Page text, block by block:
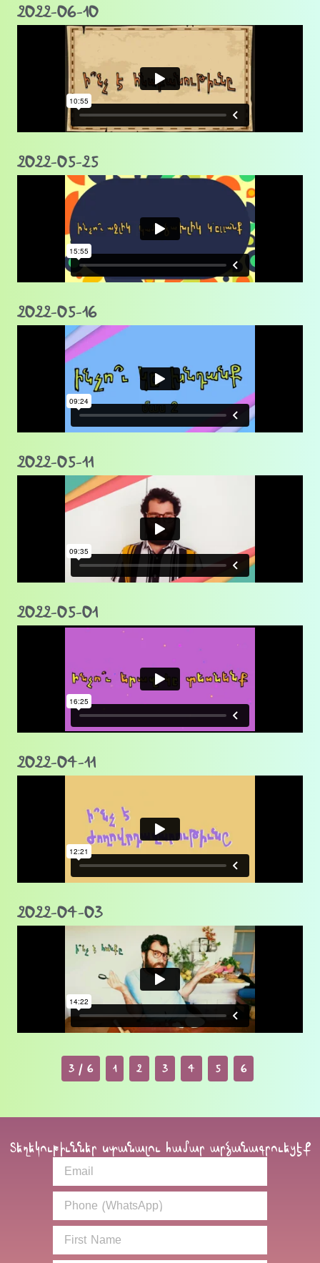
2022-06-10
2022-05-25
2022-05-16
2022-05-11
2022-05-01
2022-04-11
2022-04-03
3 / 6 1 2 3 4 5 6
Տեղեկութիւններ ստանալու համար արձանագրուեցէք